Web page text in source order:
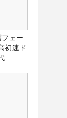
ェー
初速ド